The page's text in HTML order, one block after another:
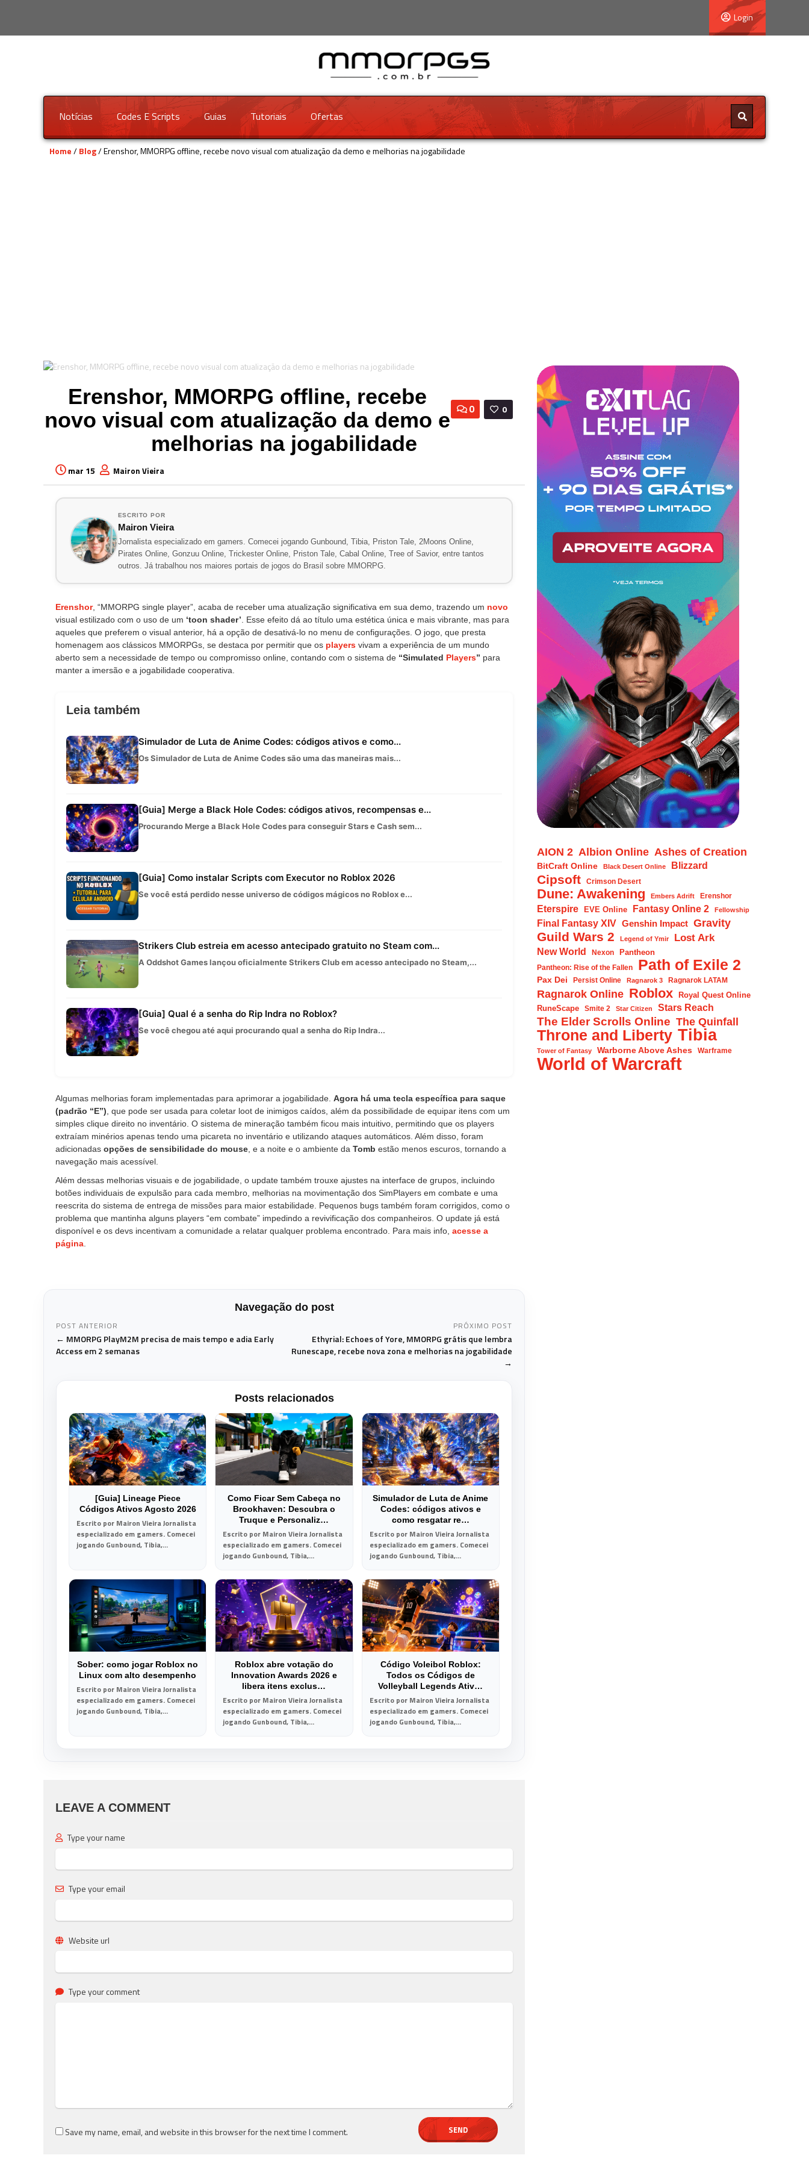
Login
Notícias Codes E Scripts Guias Tutoriais Ofertas
Home/Blog/ Erenshor, MMORPG offline, recebe novo visual com atualização da demo e melhorias na jogabilidade
0
0
Erenshor, MMORPG offline, recebe
novo visual com atualização da demo e
melhorias na jogabilidade
mar 15 Mairon Vieira
ESCRITO POR
Mairon Vieira
Jornalista especializado em gamers. Comecei jogando Gunbound, Tibia, Priston Tale, 2Moons Online,
Pirates Online, Gonzuu Online, Trickester Online, Priston Tale, Cabal Online, Tree of Savior, entre tantos
outros. Já trabalhou nos maiores portais de jogos do Brasil sobre MMORPG.
Erenshor, “MMORPG single player”, acaba de receber uma atualização significativa em sua demo, trazendo um novo
visual estilizado com o uso de um ‘toon shader’ . Esse efeito dá ao título uma estética única e mais vibrante, mas para
aqueles que preferem o visual anterior, há a opção de desativá-lo no menu de configurações. O jogo, que presta
homenagem aos clássicos MMORPGs, se destaca por permitir que os players vivam a experiência de um mundo
aberto sem a necessidade de tempo ou compromisso online, contando com o sistema de “Simulated Players” para
manter a imersão e a jogabilidade cooperativa.
Leia também
Simulador de Luta de Anime Codes: códigos ativos e como...
Os Simulador de Luta de Anime Codes são uma das maneiras mais...
[Guia] Merge a Black Hole Codes: códigos ativos, recompensas e...
Procurando Merge a Black Hole Codes para conseguir Stars e Cash sem...
[Guia] Como instalar Scripts com Executor no Roblox 2026
Se você está perdido nesse universo de códigos mágicos no Roblox e...
Strikers Club estreia em acesso antecipado gratuito no Steam com...
A Oddshot Games lançou oficialmente Strikers Club em acesso antecipado no Steam,...
[Guia] Qual é a senha do Rip Indra no Roblox?
Se você chegou até aqui procurando qual a senha do Rip Indra...
Algumas melhorias foram implementadas para aprimorar a jogabilidade. Agora há uma tecla específica para saque
(padrão “E”) , que pode ser usada para coletar loot de inimigos caídos, além da possibilidade de equipar itens com um
simples clique direito no inventário. O sistema de mineração também ficou mais intuitivo, permitindo que os players
extraíam minérios apenas tendo uma picareta no inventário e utilizando ataques automáticos. Além disso, foram
adicionadas opções de sensibilidade do mouse , e a noite e o ambiente da Tomb estão menos escuros, tornando a
navegação mais acessível.
Além dessas melhorias visuais e de jogabilidade, o update também trouxe ajustes na interface de grupos, incluindo
botões individuais de expulsão para cada membro, melhorias na movimentação dos SimPlayers em combate e uma
reescrita do sistema de entrega de missões para maior estabilidade. Pequenos bugs também foram corrigidos, como o
problema que mantinha alguns players “em combate” impedindo a revivificação dos companheiros. O update já está
disponível e os devs incentivam a comunidade a relatar qualquer problema encontrado. Para mais info, acesse a
página
Navegação do post
POST ANTERIOR
← MMORPG PlayM2M precisa de mais tempo e adia Early
Access em 2 semanas
PRÓXIMO POST
Ethyrial: Echoes of Yore, MMORPG grátis que lembra
Runescape, recebe nova zona e melhorias na jogabilidade
→
Posts relacionados
[Guia] Lineage Piece
Códigos Ativos Agosto 2026
Escrito por Mairon Vieira Jornalista
especializado em gamers. Comecei
jogando Gunbound, Tibia,...
Como Ficar Sem Cabeça no
Brookhaven: Descubra o
Truque e Personaliz…
Escrito por Mairon Vieira Jornalista
especializado em gamers. Comecei
jogando Gunbound, Tibia,...
Simulador de Luta de Anime
Codes: códigos ativos e
como resgatar re…
Escrito por Mairon Vieira Jornalista
especializado em gamers. Comecei
jogando Gunbound, Tibia,...
Sober: como jogar Roblox no
Linux com alto desempenho
Escrito por Mairon Vieira Jornalista
especializado em gamers. Comecei
jogando Gunbound, Tibia,...
Roblox abre votação do
Innovation Awards 2026 e
libera itens exclus…
Escrito por Mairon Vieira Jornalista
especializado em gamers. Comecei
jogando Gunbound, Tibia,...
Código Voleibol Roblox:
Todos os Códigos de
Volleyball Legends Ativ…
Escrito por Mairon Vieira Jornalista
especializado em gamers. Comecei
jogando Gunbound, Tibia,...
LEAVE A COMMENT
Type your name
Type your email
Website url
Type your comment
Save my name, email, and website in this browser for the next time I comment.
AION 2 Albion Online Ashes of Creation
BitCraft Online Black Desert Online Blizzard
Cipsoft Crimson Desert
Dune: Awakening Embers Adrift Erenshor
Eterspire EVE Online Fantasy Online 2 Fellowship
Final Fantasy XIV Genshin Impact Gravity
Guild Wars 2 Legend of Ymir Lost Ark
New World Nexon Pantheon
Pantheon: Rise of the Fallen Path of Exile 2
Pax Dei Persist Online Ragnarok 3 Ragnarok LATAM
Ragnarok Online Roblox
Royal Quest Online
RuneScape
Smite 2 Star Citizen Stars Reach
The Elder Scrolls Online The Quinfall
Throne and Liberty Tibia
Tower of Fantasy Warborne Above Ashes Warframe
World of Warcraft